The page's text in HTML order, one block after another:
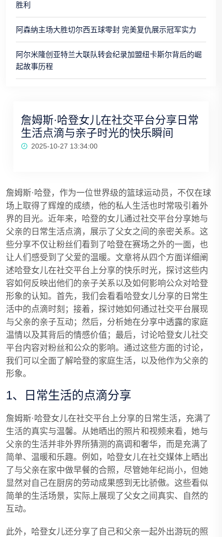
胜利
阿森纳主场大胜切尔西五球零封 完美复仇展示冠军实力
阿尔米隆创亚特兰大联队转会纪录加盟纽卡斯尔背后的崛
起故事历程
詹姆斯·哈登女儿在社交平台分享日常
生活点滴与亲子时光的快乐瞬间
2025-10-27 13:34:00
詹姆斯·哈登，作为一位世界级的篮球运动员，不仅在球
场上取得了辉煌的成绩，他的私人生活也时常吸引着外
界的目光。近年来，哈登的女儿通过社交平台分享她与
父亲的日常生活点滴，展示了父女之间的亲密关系。这
些分享不仅让粉丝们看到了哈登在赛场之外的一面，也
让人们感受到了父爱的温暖。文章将从四个方面详细阐
述哈登女儿在社交平台上分享的快乐时光，探讨这些内
容如何反映出他们的亲子关系以及如何影响公众对哈登
形象的认知。首先，我们会看看哈登女儿分享的日常生
活中的点滴时刻；接着，探讨她如何通过社交平台展现
与父亲的亲子互动；然后，分析她在分享中透露的家庭
温情以及其背后的情感价值；最后，讨论哈登女儿社交
平台内容对粉丝和公众的影响。通过这些方面的讨论，
我们可以全面了解哈登的家庭生活，以及他作为父亲的
形象。
1、日常生活的点滴分享
詹姆斯·哈登女儿在社交平台上分享的日常生活，充满了
生活的真实与温馨。从她晒出的照片和视频来看，她与
父亲的生活并非外界所猜测的高调和奢华，而是充满了
简单、温暖和乐趣。例如，哈登女儿在社交媒体上晒出
了与父亲在家中做早餐的合照，尽管她年纪尚小，但她
显然对自己在厨房的劳动成果感到无比骄傲。这些看似
简单的生活场景，实际上展现了父女之间真实、自然的
互动。
此外，哈登女儿还分享了自己和父亲一起外出游玩的照